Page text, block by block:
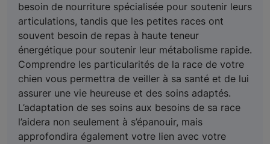
besoin de nourriture spécialisée pour soutenir leurs
articulations, tandis que les petites races ont
souvent besoin de repas à haute teneur
énergétique pour soutenir leur métabolisme rapide.
Comprendre les particularités de la race de votre
chien vous permettra de veiller à sa santé et de lui
assurer une vie heureuse et des soins adaptés.
L’adaptation de ses soins aux besoins de sa race
l’aidera non seulement à s’épanouir, mais
approfondira également votre lien avec votre